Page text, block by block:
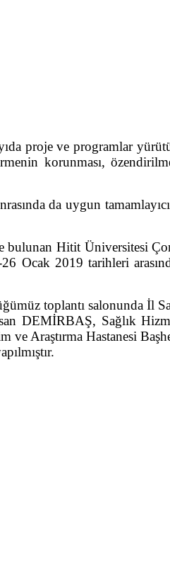
proje ve programlar
korunması,
da uygun
bulunan Hitit Üniversitesi
Ocak 2019 tarihleri
toplantı salonunda İl
DEMİRBAŞ, Sağlık
Araştırma Hastanesi